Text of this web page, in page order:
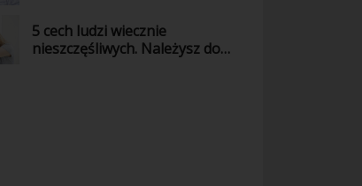
5 cech ludzi wiecznie
nieszczęśliwych. Należysz do